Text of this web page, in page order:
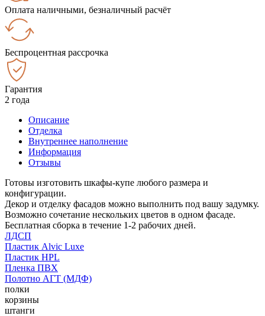
Оплата наличными, безналичный расчёт
Беспроцентная рассрочка
Гарантия
2 года
Описание
Отделка
Внутреннее наполнение
Информация
Отзывы
Готовы изготовить шкафы-купе любого размера и
конфигурации.
Декор и отделку фасадов можно выполнить под вашу задумку.
Возможно сочетание нескольких цветов в одном фасаде.
Бесплатная сборка в течение 1-2 рабочих дней.
ЛДСП
Пластик Alvic Luxe
Пластик HPL
Пленка ПВХ
Полотно АГТ (МДФ)
полки
корзины
штанги